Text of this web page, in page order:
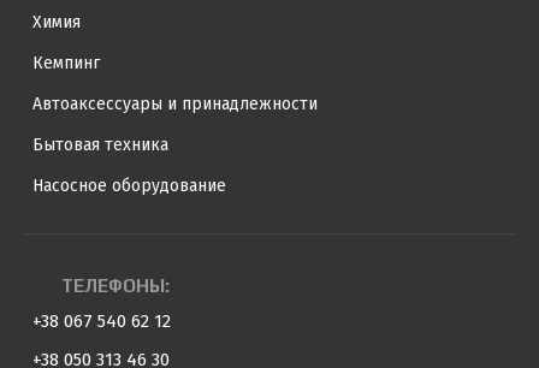
Химия
Кемпинг
Автоаксессуары и принадлежности
Бытовая техника
Насосное оборудование
ТЕЛЕФОНЫ:
+38 067 540 62 12
+38 050 313 46 30